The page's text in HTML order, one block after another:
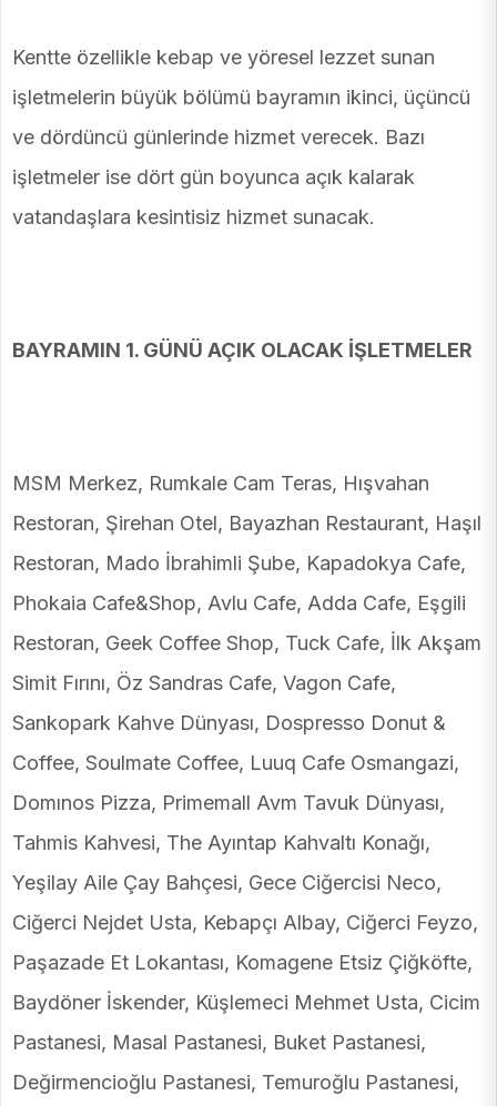
Kentte özellikle kebap ve yöresel lezzet sunan
işletmelerin büyük bölümü bayramın ikinci, üçüncü
ve dördüncü günlerinde hizmet verecek. Bazı
işletmeler ise dört gün boyunca açık kalarak
vatandaşlara kesintisiz hizmet sunacak.
BAYRAMIN 1. GÜNÜ AÇIK OLACAK İŞLETMELER
MSM Merkez, Rumkale Cam Teras, Hışvahan
Restoran, Şirehan Otel, Bayazhan Restaurant, Haşıl
Restoran, Mado İbrahimli Şube, Kapadokya Cafe,
Phokaia Cafe&Shop, Avlu Cafe, Adda Cafe, Eşgili
Restoran, Geek Coffee Shop, Tuck Cafe, İlk Akşam
Simit Fırını, Öz Sandras Cafe, Vagon Cafe,
Sankopark Kahve Dünyası, Dospresso Donut &
Coffee, Soulmate Coffee, Luuq Cafe Osmangazi,
Domınos Pizza, Primemall Avm Tavuk Dünyası,
Tahmis Kahvesi, The Ayıntap Kahvaltı Konağı,
Yeşilay Aile Çay Bahçesi, Gece Ciğercisi Neco,
Ciğerci Nejdet Usta, Kebapçı Albay, Ciğerci Feyzo,
Paşazade Et Lokantası, Komagene Etsiz Çiğköfte,
Baydöner İskender, Küşlemeci Mehmet Usta, Cicim
Pastanesi, Masal Pastanesi, Buket Pastanesi,
Değirmencioğlu Pastanesi, Temuroğlu Pastanesi,